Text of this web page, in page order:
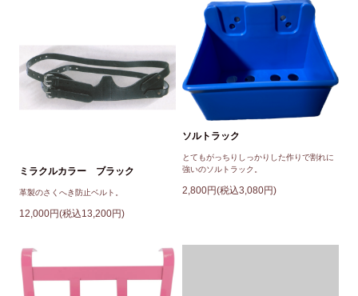
ミラクルカラー ブラック
革製のさくへき防止ベルト。
12,000円(税込13,200円)
ソルトラック
とてもがっちりしっかりした作りで割れに
強いのソルトラック。
2,800円(税込3,080円)